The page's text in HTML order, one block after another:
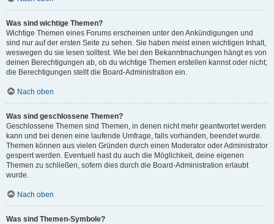
Was sind wichtige Themen?
Wichtige Themen eines Forums erscheinen unter den Ankündigungen und
sind nur auf der ersten Seite zu sehen. Sie haben meist einen wichtigen Inhalt,
weswegen du sie lesen solltest. Wie bei den Bekanntmachungen hängt es von
deinen Berechtigungen ab, ob du wichtige Themen erstellen kannst oder nicht;
die Berechtigungen stellt die Board-Administration ein.
Nach oben
Was sind geschlossene Themen?
Geschlossene Themen sind Themen, in denen nicht mehr geantwortet werden
kann und bei denen eine laufende Umfrage, falls vorhanden, beendet wurde.
Themen können aus vielen Gründen durch einen Moderator oder Administrator
gesperrt werden. Eventuell hast du auch die Möglichkeit, deine eigenen
Themen zu schließen, sofern dies durch die Board-Administration erlaubt
wurde.
Nach oben
Was sind Themen-Symbole?